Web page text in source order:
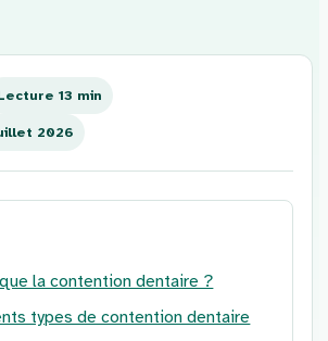
13 min
2026
la contention dentaire ?
types de contention dentaire